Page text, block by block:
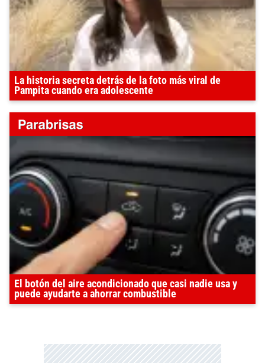
La historia secreta detrás de la foto más viral de
Pampita cuando era adolescente
El botón del aire acondicionado que casi nadie usa y
puede ayudarte a ahorrar combustible